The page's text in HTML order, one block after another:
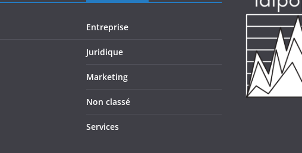
Entreprise
Juridique
Marketing
Non classé
Services